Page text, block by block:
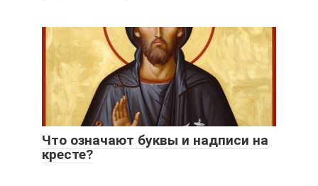
Что означают буквы и надписи на
кресте?